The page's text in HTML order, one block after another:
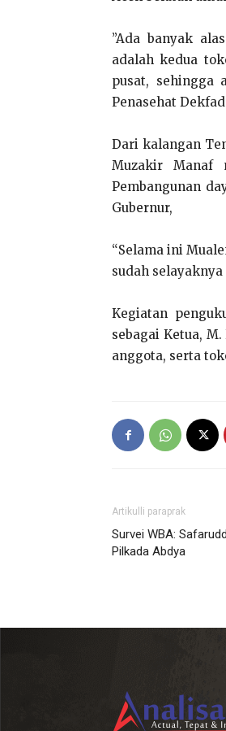
”Ada banyak
adalah kedua
pusat, sehingga
Penasehat
Dari kalangan
Muzakir Manaf
Pembangunan
Gubernur,
“Selama ini
sudah
Kegiatan
sebagai Ketua,
anggota, serta
Artikulli paraprak
Survei WBA:
Pilkada Abdya